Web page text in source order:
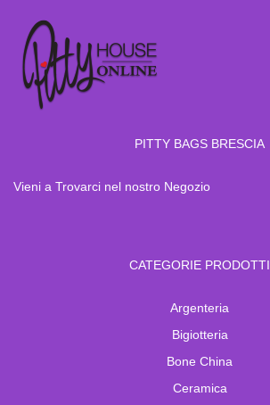
PITTY BAGS BRESCIA
Vieni a Trovarci nel nostro Negozio
CATEGORIE PRODOTTI
Argenteria
Bigiotteria
Bone China
Ceramica